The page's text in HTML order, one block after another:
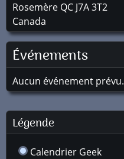
Rosemère QC J7A 3T2
Canada
Événements
Aucun événement prévu.
Légende
Calendrier Geek